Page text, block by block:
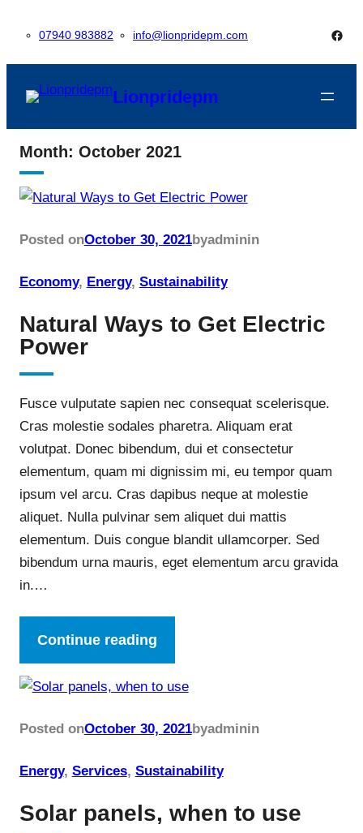
content
07940 983882 info@lionpridepm.com
Lionpridepm
Month: October 2021
Posted onOctober 30, 2021byadminin
Economy, Energy, Sustainability
Natural Ways to Get Electric
Power
Fusce vulputate sapien nec consequat scelerisque.
Cras molestie sodales pharetra. Aliquam erat
volutpat. Donec bibendum, dui et consectetur
elementum, quam mi dignissim mi, eu tempor quam
ipsum vel arcu. Cras dapibus neque at molestie
aliquet. Nulla pulvinar sem aliquet dui mattis
elementum. Duis congue blandit ullamcorper. Sed
bibendum urna mauris, eget elementum arcu gravida
in.…
Continue reading
Posted onOctober 30, 2021byadminin
Energy, Services, Sustainability
Solar panels, when to use